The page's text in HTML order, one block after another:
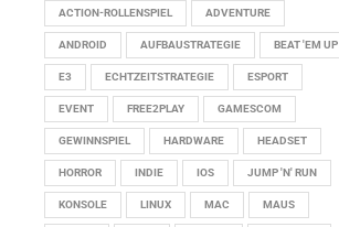
ACTION-ROLLENSPIEL ADVENTURE
ANDROID AUFBAUSTRATEGIE BEAT 'EM UP
E3 ECHTZEITSTRATEGIE ESPORT
EVENT FREE2PLAY GAMESCOM
GEWINNSPIEL HARDWARE HEADSET
HORROR INDIE IOS JUMP 'N' RUN
KONSOLE LINUX MAC MAUS